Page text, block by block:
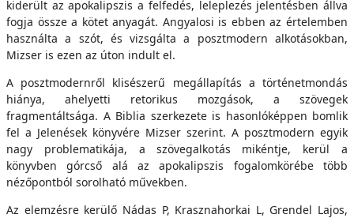
kiderült az apokalipszis a felfedés, leleplezés jelentésben állva
fogja össze a kötet anyagát. Angyalosi is ebben az értelemben
használta a szót, és vizsgálta a posztmodern alkotásokban,
Mizser is ezen az úton indult el.
A posztmodernről klisészerű megállapítás a történetmondás
hiánya, ahelyetti retorikus mozgások, a szövegek
fragmentáltsága. A Biblia szerkezete is hasonlóképpen bomlik
fel a Jelenések könyvére Mizser szerint. A posztmodern egyik
nagy problematikája, a szövegalkotás mikéntje, kerül a
könyvben górcső alá az apokalipszis fogalomkörébe több
nézőpontból sorolható művekben.
Az elemzésre kerülő Nádas P, Krasznahorkai L, Grendel Lajos,